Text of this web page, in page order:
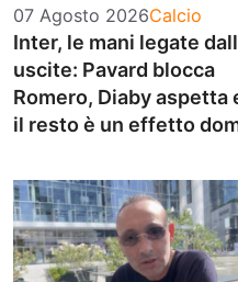
07 Agosto 2026Categorie
Calcio
Inter, le mani legate
uscite: Pavard blocca
Romero, Diaby aspetta
il resto è un effetto